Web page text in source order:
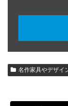
名作家具やデザイ